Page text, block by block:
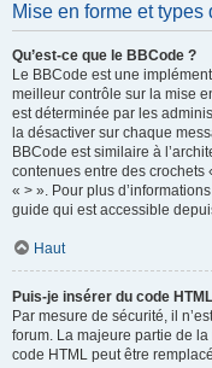
Mise en forme et types
Qu’est-ce que le BBCode ?
Le BBCode est une
meilleur contrôle sur la mise
est déterminée par les
la désactiver sur chaque
BBCode est similaire à
contenues entre des crochets
« > ». Pour plus
guide qui est accessible
Haut
Puis-je insérer du code
Par mesure de sécurité, il
forum. La majeure partie de
code HTML peut être